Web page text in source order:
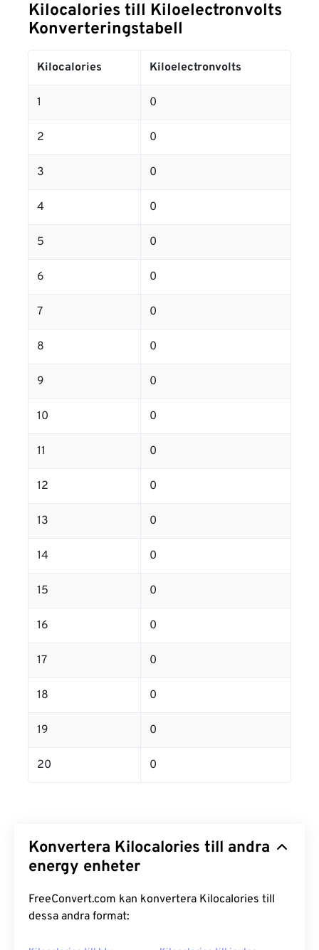
Kilocalories till Kiloelectronvolts
Konverteringstabell
Kilocalories Kiloelectronvolts
1 0
2 0
3 0
4 0
5 0
6 0
7 0
8 0
9 0
10 0
11 0
12 0
13 0
14 0
15 0
16 0
17 0
18 0
19 0
20 0
Konvertera Kilocalories till andra
energy enheter
FreeConvert.com kan konvertera Kilocalories till
dessa andra format: